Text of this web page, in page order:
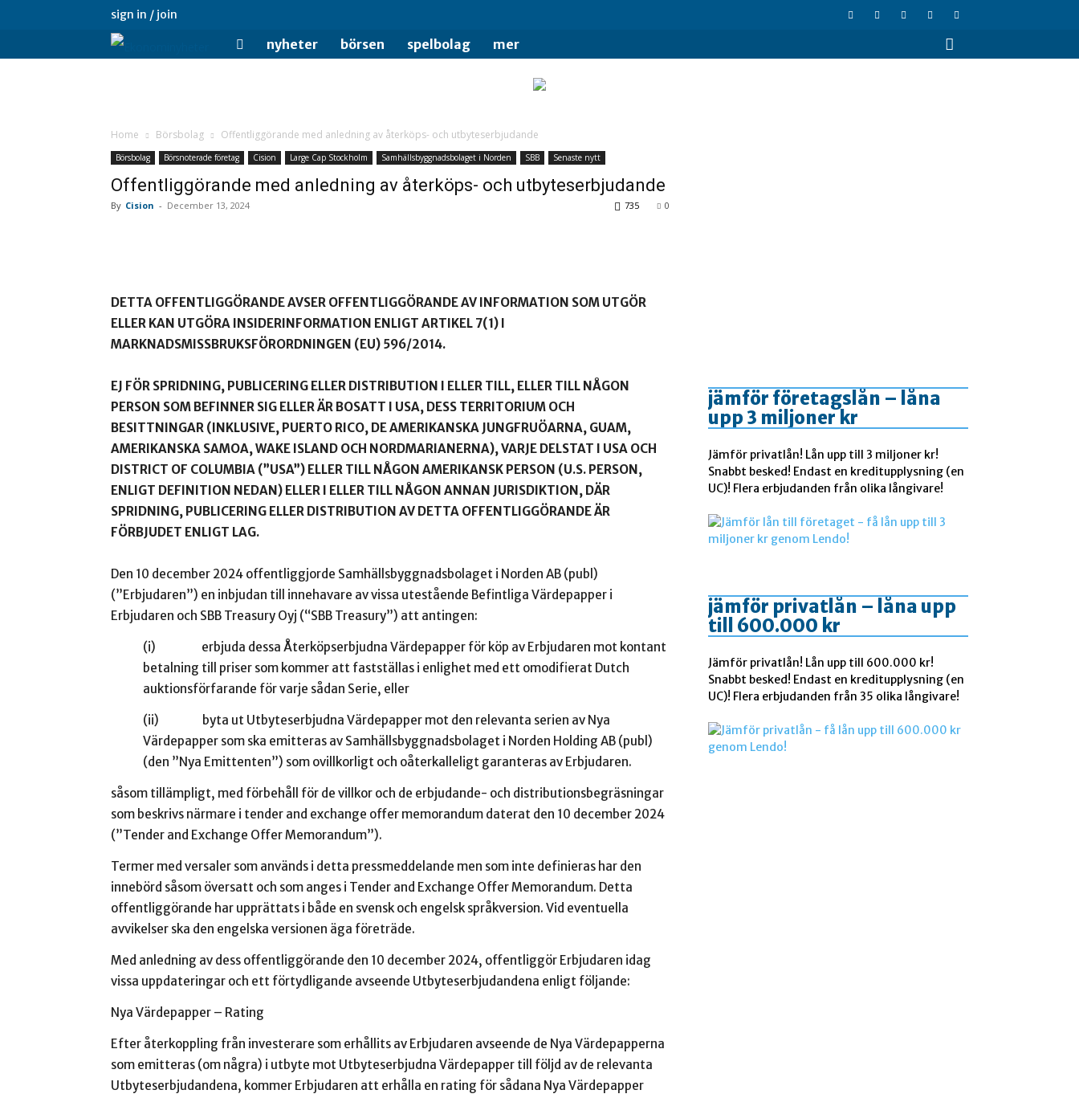
sign in / join
Ekonominyheter.se
nyheter börsen spelbolag mer
Home Börsbolag Offentliggörande med anledning av återköps- och utbyteserbjudande
Börsbolag Börsnoterade företag Cision Large Cap Stockholm Samhällsbyggnadsbolaget i Norden SBB Senaste nytt
Offentliggörande med anledning av återköps- och utbyteserbjudande
By Cision - December 13, 2024 0
735
DETTA OFFENTLIGGÖRANDE AVSER OFFENTLIGGÖRANDE AV INFORMATION SOM UTGÖR
ELLER KAN UTGÖRA INSIDERINFORMATION ENLIGT ARTIKEL 7(1) I
MARKNADSMISSBRUKSFÖRORDNINGEN (EU) 596/2014.
EJ FÖR SPRIDNING, PUBLICERING ELLER DISTRIBUTION I ELLER TILL, ELLER TILL NÅGON
PERSON SOM BEFINNER SIG ELLER ÄR BOSATT I USA, DESS TERRITORIUM OCH
BESITTNINGAR (INKLUSIVE, PUERTO RICO, DE AMERIKANSKA JUNGFRUÖARNA, GUAM,
AMERIKANSKA SAMOA, WAKE ISLAND OCH NORDMARIANERNA), VARJE DELSTAT I USA OCH
DISTRICT OF COLUMBIA (”USA”) ELLER TILL NÅGON AMERIKANSK PERSON (U.S. PERSON,
ENLIGT DEFINITION NEDAN) ELLER I ELLER TILL NÅGON ANNAN JURISDIKTION, DÄR
SPRIDNING, PUBLICERING ELLER DISTRIBUTION AV DETTA OFFENTLIGGÖRANDE ÄR
FÖRBJUDET ENLIGT LAG.
Den 10 december 2024 offentliggjorde Samhällsbyggnadsbolaget i Norden AB (publ)
(”Erbjudaren”) en inbjudan till innehavare av vissa utestående Befintliga Värdepapper i
Erbjudaren och SBB Treasury Oyj (“SBB Treasury”) att antingen:
(i) erbjuda dessa Återköpserbjudna Värdepapper för köp av Erbjudaren mot kontant
betalning till priser som kommer att fastställas i enlighet med ett omodifierat Dutch
auktionsförfarande för varje sådan Serie, eller
(ii) byta ut Utbyteserbjudna Värdepapper mot den relevanta serien av Nya
Värdepapper som ska emitteras av Samhällsbyggnadsbolaget i Norden Holding AB (publ)
(den ”Nya Emittenten”) som ovillkorligt och oåterkalleligt garanteras av Erbjudaren.
såsom tillämpligt, med förbehåll för de villkor och de erbjudande- och distributionsbegräsningar
som beskrivs närmare i tender and exchange offer memorandum daterat den 10 december 2024
(”Tender and Exchange Offer Memorandum”).
Termer med versaler som används i detta pressmeddelande men som inte definieras har den
innebörd såsom översatt och som anges i Tender and Exchange Offer Memorandum. Detta
offentliggörande har upprättats i både en svensk och engelsk språkversion. Vid eventuella
avvikelser ska den engelska versionen äga företräde.
Med anledning av dess offentliggörande den 10 december 2024, offentliggör Erbjudaren idag
vissa uppdateringar och ett förtydligande avseende Utbyteserbjudandena enligt följande:
Nya Värdepapper – Rating
Efter återkoppling från investerare som erhållits av Erbjudaren avseende de Nya Värdepapperna
som emitteras (om några) i utbyte mot Utbyteserbjudna Värdepapper till följd av de relevanta
Utbyteserbjudandena, kommer Erbjudaren att erhålla en rating för sådana Nya Värdepapper
jämför företagslån – låna
upp 3 miljoner kr
Jämför privatlån! Lån upp till 3 miljoner kr!
Snabbt besked! Endast en kreditupplysning (en
UC)! Flera erbjudanden från olika långivare!
jämför privatlån – låna upp
till 600.000 kr
Jämför privatlån! Lån upp till 600.000 kr!
Snabbt besked! Endast en kreditupplysning (en
UC)! Flera erbjudanden från 35 olika långivare!